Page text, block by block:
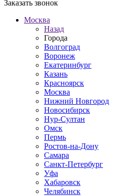
Заказать звонок
Москва
Назад
Города
Волгоград
Воронеж
Екатеринбург
Казань
Красноярск
Москва
Нижний Новгород
Новосибирск
Нур-Султан
Омск
Пермь
Ростов-на-Дону
Самара
Санкт-Петербург
Уфа
Хабаровск
Челябинск